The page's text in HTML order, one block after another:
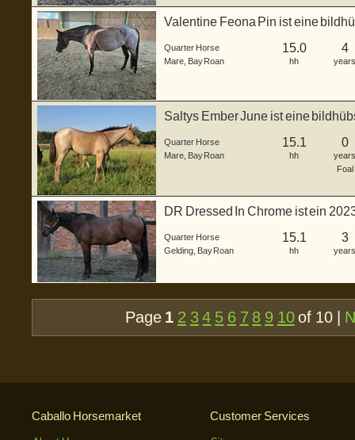
Valentine Feona Pin ist eine
Quarter Horse
Mare Bay Roan
15.0
hh
4
years
Saltys Ember June ist eine
Quarter Horse
Mare Bay Roan
15.1
hh
0
years
Foal
DR Dressed In Chrome ist ein
Quarter Horse
Gelding Bay Roan
15.1
hh
3
years
Page 1 2 3 4 5 6 7 8 9 10of 10 |
Caballo Horsemarket Customer Services